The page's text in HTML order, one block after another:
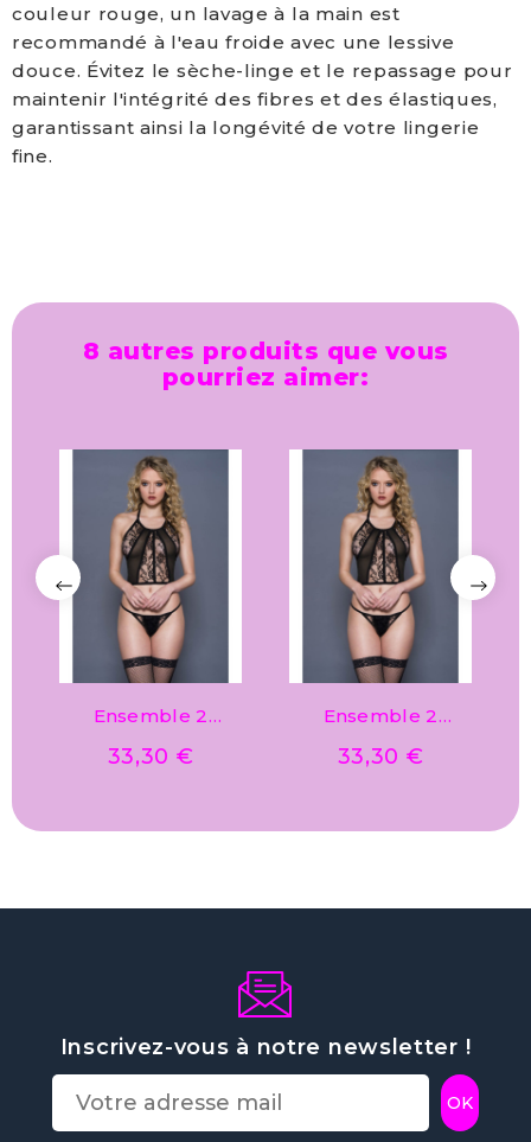
couleur rouge, un lavage à la main est
recommandé à l'eau froide avec une lessive
douce. Évitez le sèche-linge et le repassage pour
maintenir l'intégrité des fibres et des élastiques,
garantissant ainsi la longévité de votre lingerie
fine.
8 autres produits que vous
pourriez aimer:
Ensemble 2
33,30 €
Ensemble 2
33,30 €
Inscrivez-vous à notre newsletter !